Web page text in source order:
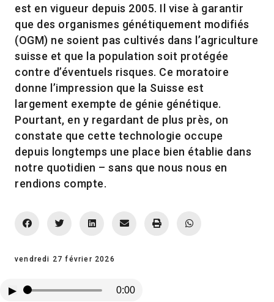
est en vigueur depuis 2005. Il vise à garantir
que des organismes génétiquement modifiés
(OGM) ne soient pas cultivés dans l’agriculture
suisse et que la population soit protégée
contre d’éventuels risques. Ce moratoire
donne l’impression que la Suisse est
largement exempte de génie génétique.
Pourtant, en y regardant de plus près, on
constate que cette technologie occupe
depuis longtemps une place bien établie dans
notre quotidien – sans que nous nous en
rendions compte.
vendredi 27 février 2026
▶ 0:00